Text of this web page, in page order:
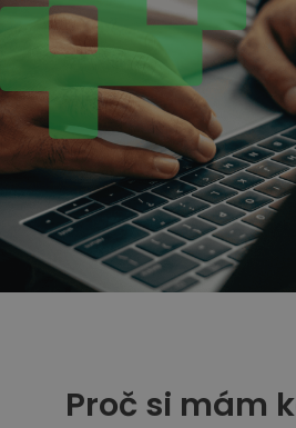
Proč si mám